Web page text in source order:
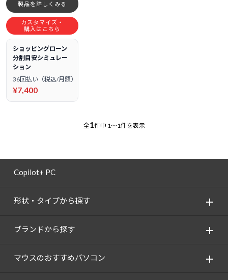
製品を詳しくみる
カスタマイズ・
購入はこちら
ショッピングローン
分割目安シミュレー
ション
36回払い（税込/月額）
¥7,400
全1件中 1～1件を表示
Copilot+ PC
形状・タイプから探す
ブランドから探す
マウスのおすすめパソコン